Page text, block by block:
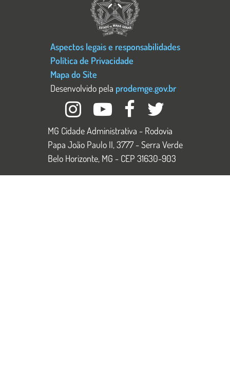
Aspectos legais e responsabilidades
Política de Privacidade
Mapa do Site
Desenvolvido pela prodemge.gov.br
MG Cidade Administrativa - Rodovia
Papa João Paulo II, 3777 - Serra Verde
Belo Horizonte, MG - CEP 31630-903